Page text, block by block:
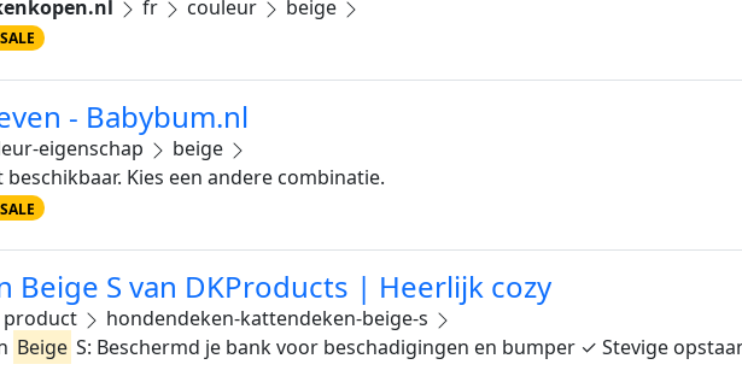
fr couleur beige
- Babybum.nl
eigenschap
beige
Kies een andere combinatie.
Beige S van DKProducts | Heerlijk cozy
product
hondendeken-kattendeken-beige-s
Beige S: Beschermd je bank voor beschadigingen en bumper ✓ Stevige